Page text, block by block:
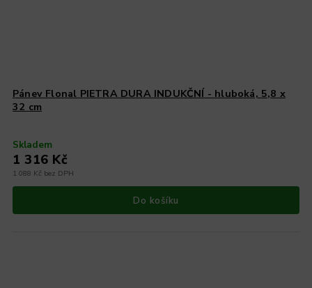
Pánev Flonal PIETRA DURA INDUKČNÍ - hluboká, 5,8 x
32 cm
Skladem
1 088 Kč bez DPH
1 316 Kč
Do košíku